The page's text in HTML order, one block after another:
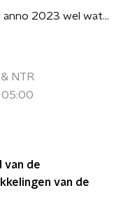
Ons zelfbeeld mag anno 2023 wel wat positiever!
NTR
05:00
de
van de